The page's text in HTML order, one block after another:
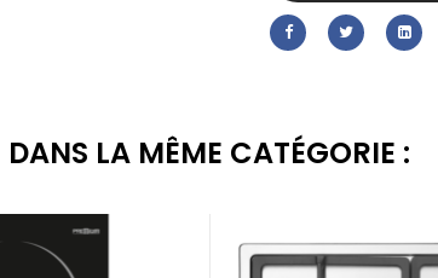
DANS LA MÊME CATÉGORIE :